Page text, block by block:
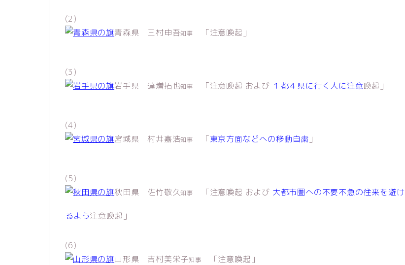
(2)
青森県 三村申吾知事 「注意喚起」
(3)
岩手県 達増拓也知事 「注意喚起 および １都４県に行く人に注意喚起」
(4)
宮城県 村井嘉浩知事 「東京方面などへの移動自粛 」
(5)
秋田県 佐竹敬久知事 「注意喚起 および 大都市圏への不要不急の往来を避け
るよう注意喚起」
(6)
山形県 吉村美栄子知事 「注意喚起」